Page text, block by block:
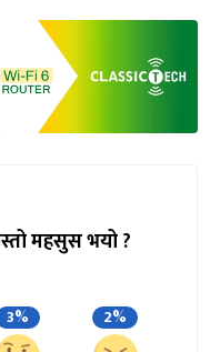
महसुस भयो ?
3% 2%